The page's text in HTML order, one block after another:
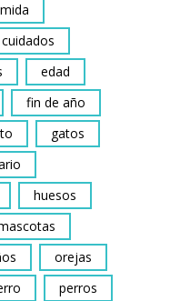
cuidados
edad
fin de año
gatos
huesos
orejas
perros